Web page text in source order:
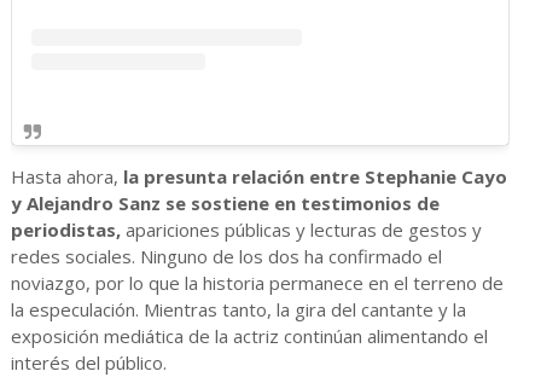
Hasta ahora, la presunta relación entre Stephanie Cayo
y Alejandro Sanz se sostiene en testimonios de
periodistas,apariciones públicas y lecturas de gestos y
redes sociales. Ninguno de los dos ha confirmado el
noviazgo, por lo que la historia permanece en el terreno de
la especulación. Mientras tanto, la gira del cantante y la
exposición mediática de la actriz continúan alimentando el
interés del público.